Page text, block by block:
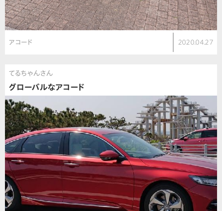
アコード 2020.04.27
てるちゃんさん
グローバルなアコード